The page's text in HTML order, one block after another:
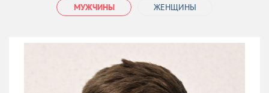
МУЖЧИНЫ ЖЕНЩИНЫ